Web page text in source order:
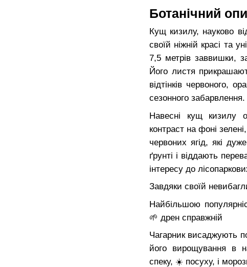
Ботанічний
Кущ кизилу, науково
своїй ніжній красі та
7,5 метрів заввишки,
Його листя
відтінків червоного,
сезонного забарвлення.
Навесні кущ кизилу
контраст на фоні
червоних ягід, які
ґрунті і віддають
інтересу до
Завдяки своїй
Найбільшою
🌱 дрен справжній
Чагарник висаджують
його вирощування в
спеку, ☀️ посуху, і